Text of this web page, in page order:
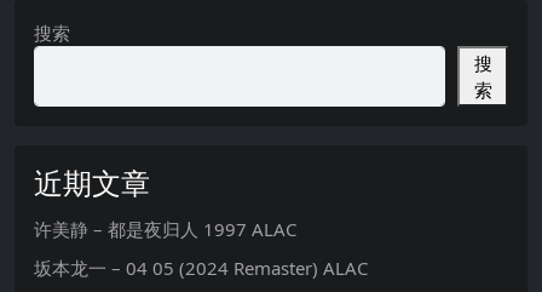
搜索
搜
索
近期文章
许美静 – 都是夜归人 1997 ALAC
坂本龙一 – 04 05 (2024 Remaster) ALAC